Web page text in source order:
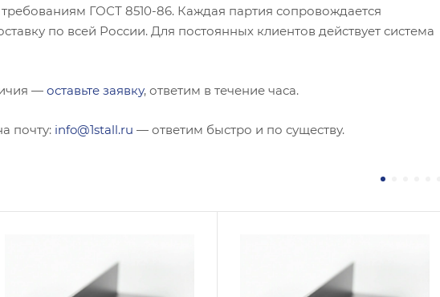
ГОСТ 8510-86. Каждая партия сопровождается
по всей России. Для постоянных клиентов действует система
— оставьте заявку, ответим в течение часа.
почту: info@1stall.ru — ответим быстро и по существу.
Неравнополочный
Высота, мм
Неравнополочный
Высота, мм